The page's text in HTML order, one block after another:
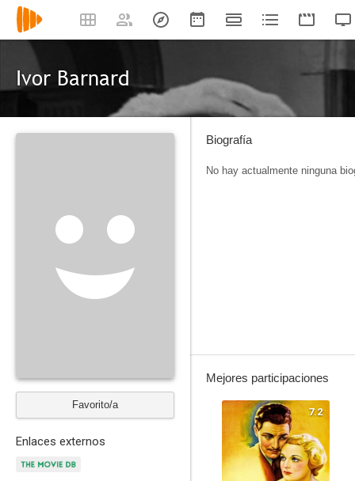
Ivor Barnard
Favorito/a
Enlaces externos
Biografía
No hay actualmente ninguna
Mejores participaciones
7.2